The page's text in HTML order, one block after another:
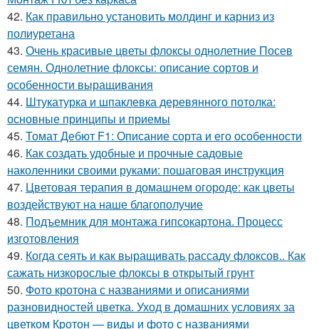
42. Как правильно установить молдинг и карниз из
полиуретана
43. Очень красивые цветы флоксы однолетние Посев
семян. Однолетние флоксы: описание сортов и
особенности выращивания
44. Штукатурка и шпаклевка деревянного потолка:
основные принципы и приемы
45. Томат Дебют F1: Описание сорта и его особенности
46. Как создать удобные и прочные садовые
наколенники своими руками: пошаговая инструкция
47. Цветовая терапия в домашнем огороде: как цветы
воздействуют на наше благополучие
48. Подъемник для монтажа гипсокартона. Процесс
изготовления
49. Когда сеять и как выращивать рассаду флоксов.. Как
сажать низкорослые флоксы в открытый грунт
50. Фото кротона с названиями и описаниями
разновидностей цветка. Уход в домашних условиях за
цветком Кротон — виды и фото с названиями